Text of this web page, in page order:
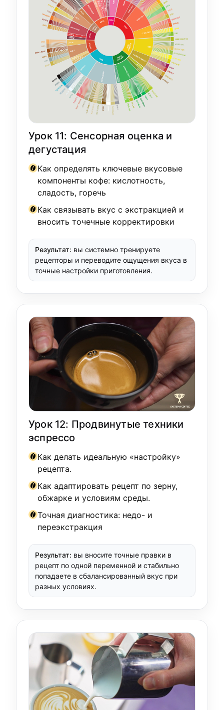
Урок 11: Сенсорная оценка и
дегустация
Как определять ключевые вкусовые
компоненты кофе: кислотность,
сладость, горечь
Как связывать вкус с экстракцией и
вносить точечные корректировки
Результат: вы системно тренируете
рецепторы и переводите ощущения вкуса в
точные настройки приготовления.
Урок 12: Продвинутые техники
эспрессо
Как делать идеальную «настройку»
рецепта.
Как адаптировать рецепт по зерну,
обжарке и условиям среды.
Точная диагностика: недо- и
переэкстракция
Результат: вы вносите точные правки в
рецепт по одной переменной и стабильно
попадаете в сбалансированный вкус при
разных условиях.